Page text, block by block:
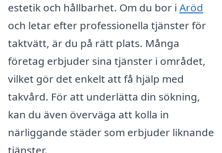
estetik och hållbarhet. Om du bor i Aröd
och letar efter professionella tjänster för
taktvätt, är du på rätt plats. Många
företag erbjuder sina tjänster i området,
vilket gör det enkelt att få hjälp med
takvård. För att underlätta din sökning,
kan du även överväga att kolla in
närliggande städer som erbjuder liknande